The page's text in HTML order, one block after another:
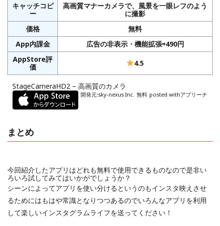
キャッチコピ
ー
高画質マナーカメラで、風景を一眼レフのよう
に撮影
価格
無料
App内課金
広告の非表示・機能拡張⇨490円
AppStore評
価
4.5
StageCameraHD2 – 高画質のカメラ
開発元:sky-nexus Inc. 無料 posted withアプリーチ
まとめ
今回紹介したアプリはどれも無料で使用できるものなので是非い
ろいろ試してみてはいかがでしょうか？
シーンによってアプリを使い分けるというのもインスタ映えさせ
るためにはもはや常識となりつつあるのでいろんなアプリを利用
して楽しいインスタグラムライフを送ってください！